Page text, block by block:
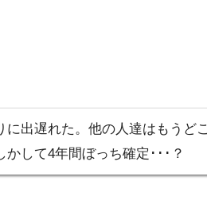
に出遅れた。他の人達はもうど
かして4年間ぼっち確定･･･？